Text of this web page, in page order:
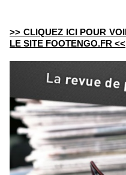
>> CLIQUEZ ICI POUR VOIR LA REVUE DE PRESSE, SUR
LE SITE FOOTENGO.FR <<